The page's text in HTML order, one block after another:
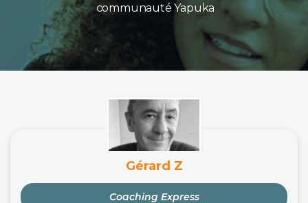
communauté Yapuka
Gérard Z
Coaching Express